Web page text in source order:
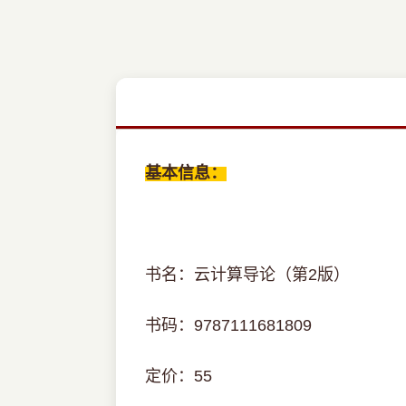
基本信息：
书名：云计算导论（第2版）
书码：9787111681809
定价：55